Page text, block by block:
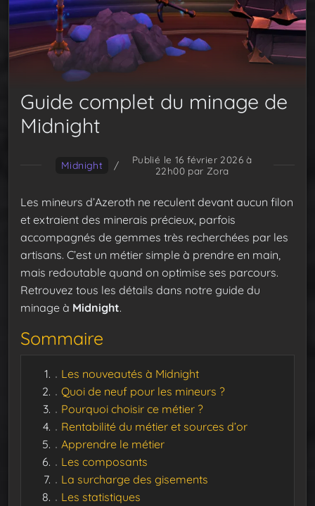
Guide complet du minage de
Midnight
Midnight /
Publié le 16 février 2026 à
22h00 par Zora
Les mineurs d’Azeroth ne reculent devant aucun filon
et extraient des minerais précieux, parfois
accompagnés de gemmes très recherchées par les
artisans. C’est un métier simple à prendre en main,
mais redoutable quand on optimise ses parcours.
Retrouvez tous les détails dans notre guide du
minage à Midnight.
Sommaire
Les nouveautés à Midnight
Quoi de neuf pour les mineurs ?
Pourquoi choisir ce métier ?
Rentabilité du métier et sources d’or
Apprendre le métier
Les composants
La surcharge des gisements
Les statistiques